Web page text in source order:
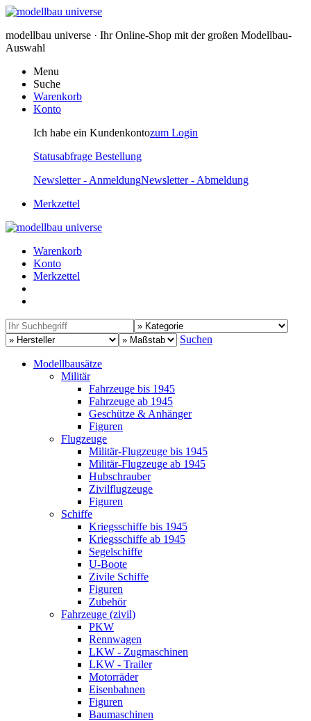
modellbau universe · Ihr Online-Shop mit der großen Modellbau-
Auswahl
Menu
Suche
Warenkorb
Konto
Ich habe ein Kundenkontozum Login
Statusabfrage Bestellung
Newsletter - AnmeldungNewsletter - Abmeldung
Merkzettel
Warenkorb
Konto
Merkzettel
Suchen
Modellbausätze
Militär
Fahrzeuge bis 1945
Fahrzeuge ab 1945
Geschütze & Anhänger
Figuren
Flugzeuge
Militär-Flugzeuge bis 1945
Militär-Flugzeuge ab 1945
Hubschrauber
Zivilflugzeuge
Figuren
Schiffe
Kriegsschiffe bis 1945
Kriegsschiffe ab 1945
Segelschiffe
U-Boote
Zivile Schiffe
Figuren
Zubehör
Fahrzeuge (zivil)
PKW
Rennwagen
LKW - Zugmaschinen
LKW - Trailer
Motorräder
Eisenbahnen
Figuren
Baumaschinen